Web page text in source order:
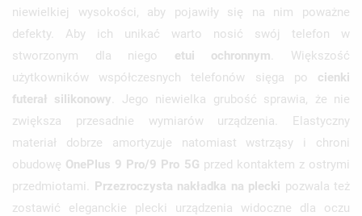
niewielkiej wysokości, aby pojawiły się na nim poważne
defekty. Aby ich unikać warto nosić swój telefon w
stworzonym dla niego etui ochronnym . Większość
użytkowników współczesnych telefonów sięga po cienki
futerał silikonowy . Jego niewielka grubość sprawia, że nie
zwiększa przesadnie wymiarów urządzenia. Elastyczny
materiał dobrze amortyzuje natomiast wstrząsy i chroni
obudowę OnePlus 9 Pro/9 Pro 5G przed kontaktem z ostrymi
przedmiotami. Przezroczysta nakładka na plecki pozwala też
zostawić eleganckie plecki urządzenia widoczne dla oczu